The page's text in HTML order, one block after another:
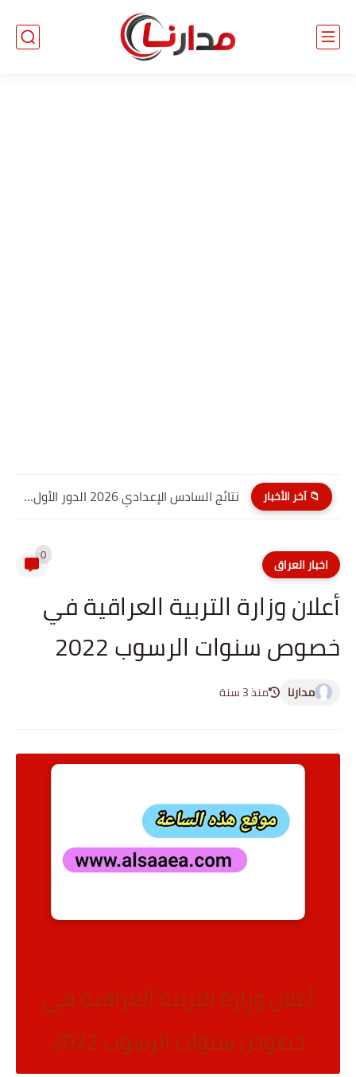
📁 آخر الأخبار نتائج السادس الإعدادي 2026 الدور الأول PDF كربلاء المقدسة| موقع...
اخبار العراق 0
أعلان وزارة التربية العراقية في
خصوص سنوات الرسوب 2022
مدارنا منذ 3 سنة
أعلان وزارة التربية العراقية في
خصوص سنوات الرسوب 2022